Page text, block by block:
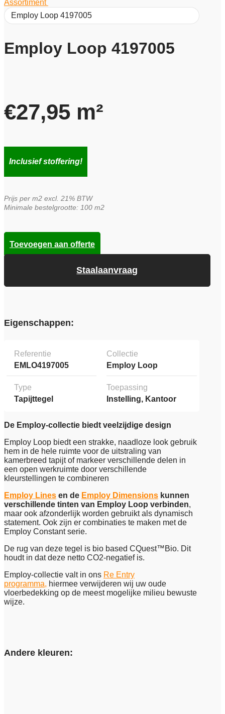
Assortiment
Employ Loop 4197005
Employ Loop 4197005
€27,95 m²
Inclusief stoffering!
Prijs per m2 excl. 21% BTW
Minimale bestelgrootte: 100 m2
Staalaanvraag
Toevoegen aan offerte
Eigenschappen:
Referentie
EMLO4197005
Collectie
Employ Loop
Type
Tapijttegel
Toepassing
Instelling, Kantoor
De Employ-collectie biedt veelzijdige design
Employ Loop biedt een strakke, naadloze look gebruik
hem in de hele ruimte voor de uitstraling van
kamerbreed tapijt of markeer verschillende delen in
een open werkruimte door verschillende
kleurstellingen te combineren
Employ Lines en de Employ Dimensions kunnen
verschillende tinten van Employ Loop verbinden,
maar ook afzonderlijk worden gebruikt als dynamisch
statement. Ook zijn er combinaties te maken met de
Employ Constant serie.
De rug van deze tegel is bio based CQuest™Bio. Dit
houdt in dat deze netto CO2-negatief is.
Employ-collectie valt in ons Re Entry
programma, hiermee verwijderen wij uw oude
vloerbedekking op de meest mogelijke milieu bewuste
wijze.
Andere kleuren: